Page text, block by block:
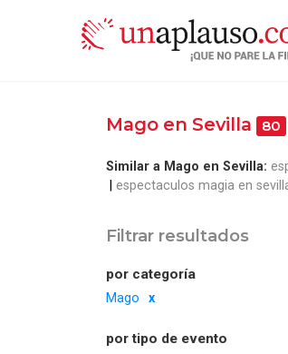
Mago en Sevilla 80
Similar a Mago en Sevilla:
espectaculos magia en
Filtrar resultados
por categoría
Mago
por tipo de evento